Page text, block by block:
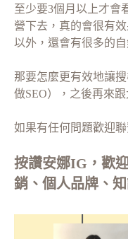
至少要3個月以上才會
營下去，真的會很有
以外，還會有很多的自
那要怎麼更有效地讓
做SEO），之後再來
如果有任何問題歡迎
按讚安娜IG，歡
銷、個人品牌、